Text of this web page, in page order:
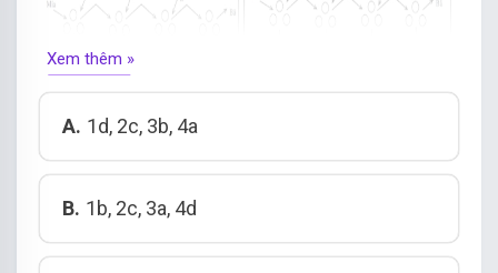
Xem thêm »
A. 1d, 2c, 3b, 4a
B. 1b, 2c, 3a, 4d